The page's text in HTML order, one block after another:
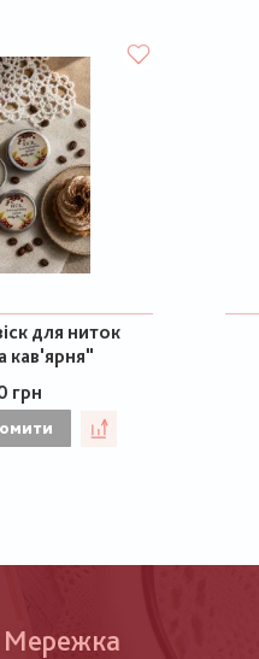
для ниток
кав'ярня"
грн
Меню
Мережка